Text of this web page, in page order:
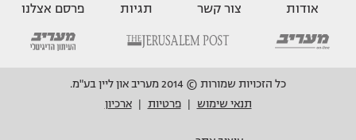
אודות צור קשר תגיות פרסם אצלנו
כל הזכויות שמורות © 2014 מעריב און ליין בע"מ.
תנאי שימוש
פרטיות ארכיון